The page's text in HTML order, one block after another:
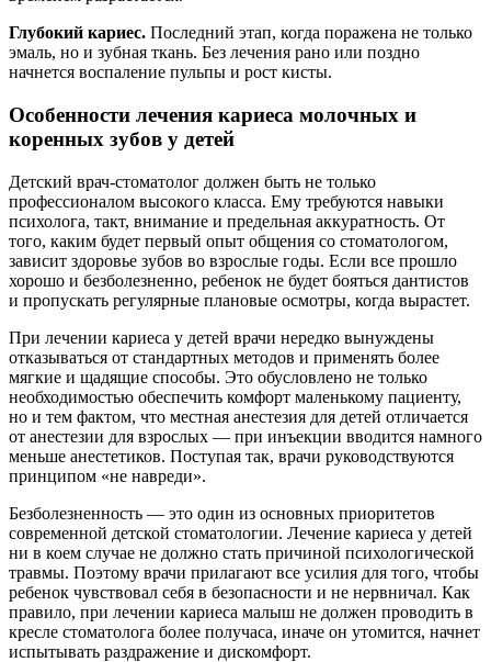
Глубокий кариес. Последний этап, когда поражена не только
эмаль, но и зубная ткань. Без лечения рано или поздно
начнется воспаление пульпы и рост кисты.
Особенности лечения кариеса молочных и
коренных зубов у детей
Детский врач-стоматолог должен быть не только
профессионалом высокого класса. Ему требуются навыки
психолога, такт, внимание и предельная аккуратность. От
того, каким будет первый опыт общения со стоматологом,
зависит здоровье зубов во взрослые годы. Если все прошло
хорошо и безболезненно, ребенок не будет бояться дантистов
и пропускать регулярные плановые осмотры, когда вырастет.
При лечении кариеса у детей врачи нередко вынуждены
отказываться от стандартных методов и применять более
мягкие и щадящие способы. Это обусловлено не только
необходимостью обеспечить комфорт маленькому пациенту,
но и тем фактом, что местная анестезия для детей отличается
от анестезии для взрослых — при инъекции вводится намного
меньше анестетиков. Поступая так, врачи руководствуются
принципом «не навреди».
Безболезненность — это один из основных приоритетов
современной детской стоматологии. Лечение кариеса у детей
ни в коем случае не должно стать причиной психологической
травмы. Поэтому врачи прилагают все усилия для того, чтобы
ребенок чувствовал себя в безопасности и не нервничал. Как
правило, при лечении кариеса малыш не должен проводить в
кресле стоматолога более получаса, иначе он утомится, начнет
испытывать раздражение и дискомфорт.